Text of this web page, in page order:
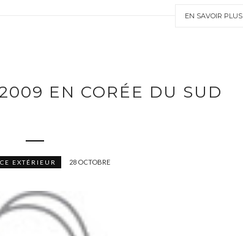
EN SAVOIR PLUS
EN CORÉE DU SUD
EXTÉRIEUR 28 OCTOBRE